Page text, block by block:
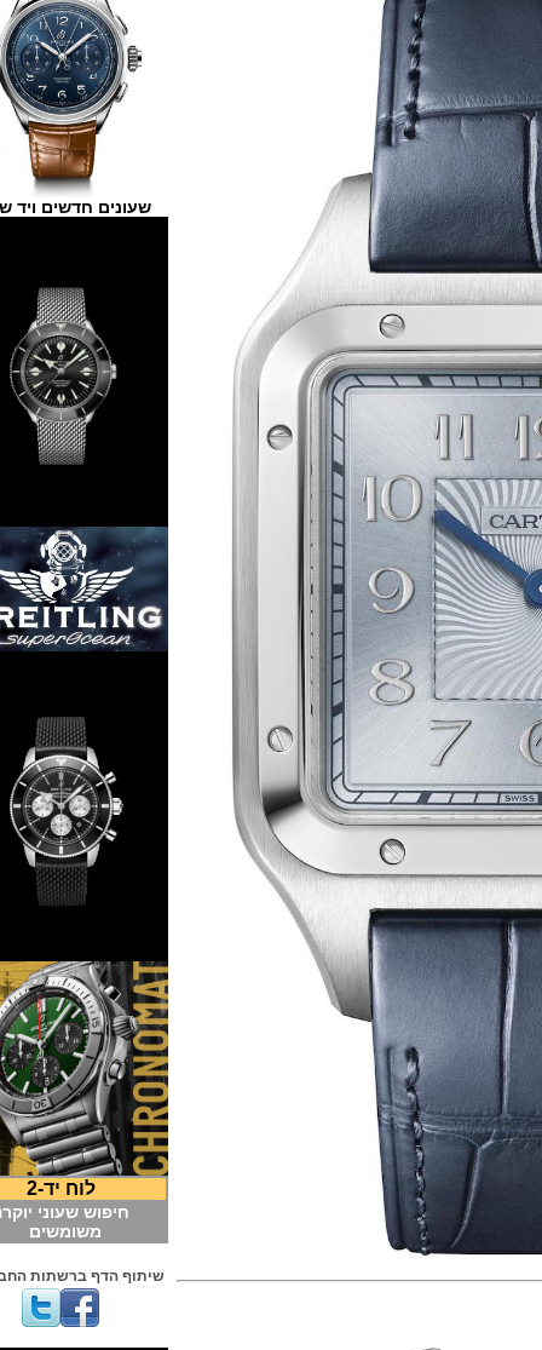
שעונים חדשים ויד שנייה
לוח יד-2
חיפוש שעוני יוקרה
משומשים
שיתוף הדף ברשתות החברתיות